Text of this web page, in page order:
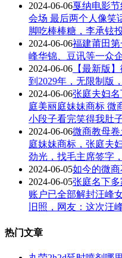
2024-06-06戛纳电影
会场 最后两个人像笑
脚吃棒棒糖，李承铉
2024-06-06福建莆田
峰华锦、豆讯等一众
2024-06-06 【最新版
到2029年，无限制版
2024-06-06张庭夫妇
庭美丽庭妹妹商标 微
小段子看完笑得我肚
2024-06-06微商教母
庭妹妹商标，张庭夫
劲光，找毛主席签字
2024-06-05如今的微商
2024-06-05张庭名下
账户已全部解封汪峰
旧照，网友：这次汪
热门文章